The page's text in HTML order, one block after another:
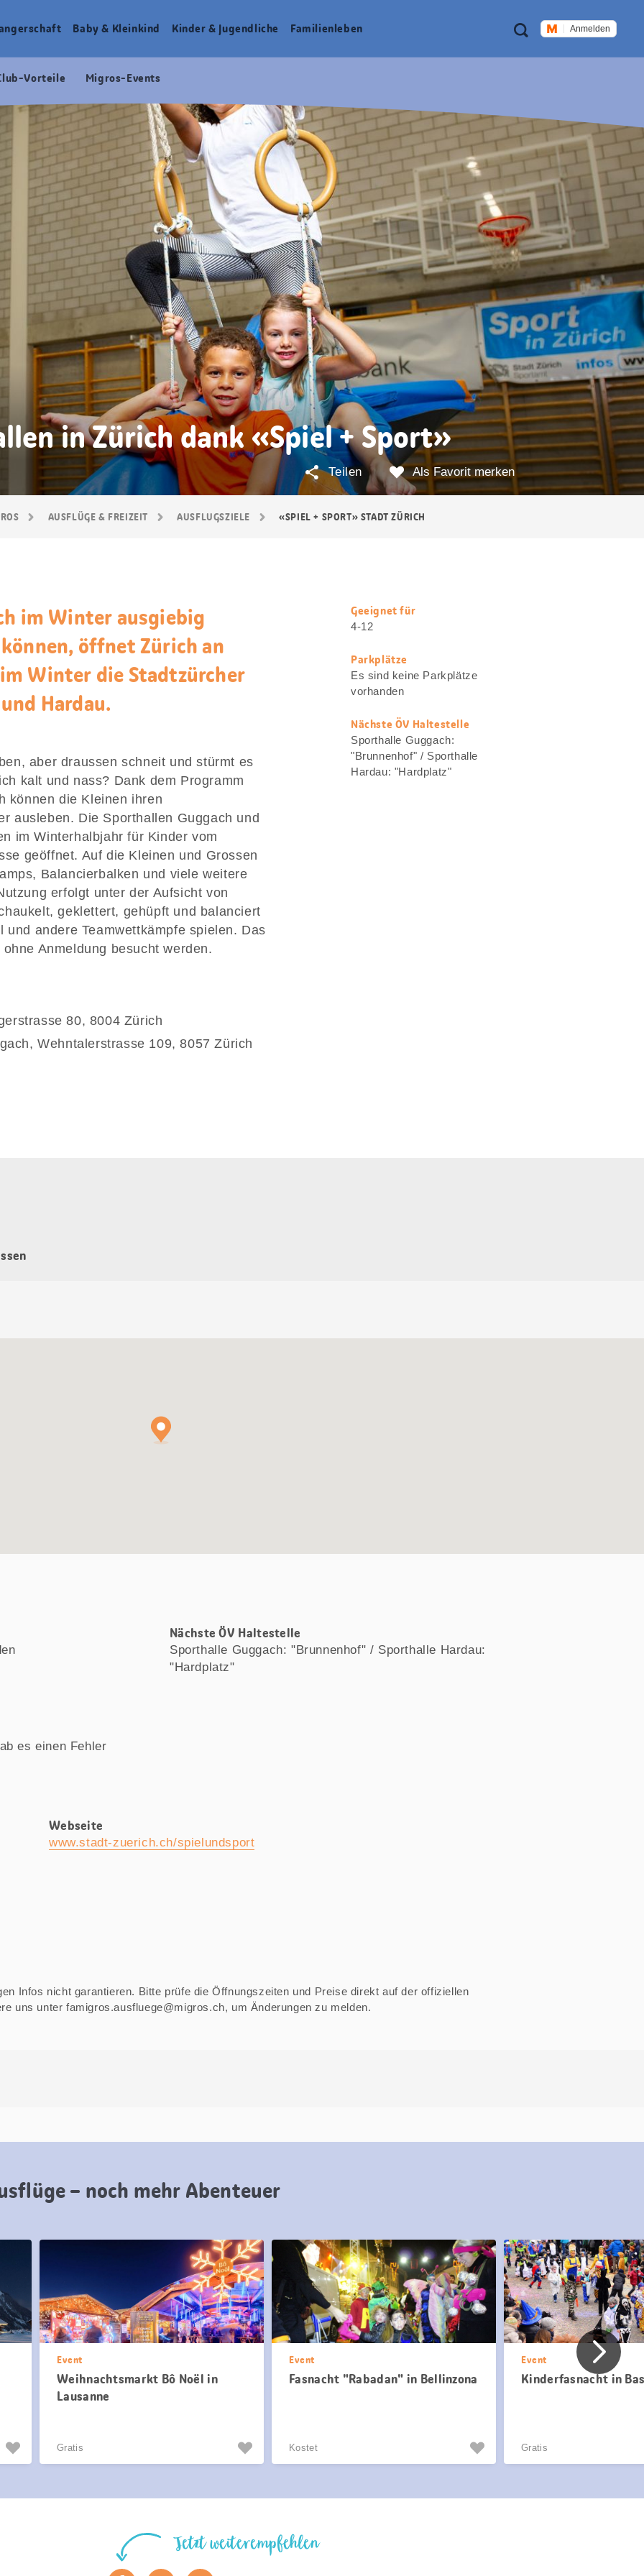
Meta
Navigation
Suche Anmelden
Baby & Kleinkind Kinder & Jugendliche Familien­leben
Vorteile Migros-Events
AUSFLÜGE & FREIZEIT AUSFLUGSZIELE «SPIEL + SPORT» STADT ZÜRICH
in Zürich dank «Spiel + Sport»
Als Favorit merken
Teilen
im Winter ausgiebig
öffnet Zürich an
Winter die Stadtzürcher
Hardau.
aber draussen schneit und stürmt es
kalt und nass? Dank dem Programm
können die Kleinen ihren
ausleben. Die Sporthallen Guggach und
im Winterhalbjahr für Kinder vom
geöffnet. Auf die Kleinen und Grossen
Balancierbalken und viele weitere
erfolgt unter der Aufsicht von
geklettert, gehüpft und balanciert
und andere Teamwettkämpfe spielen. Das
Anmeldung besucht werden.
80, 8004 Zürich
Wehntalerstrasse 109, 8057 Zürich
Nützliche
Informationen
Geeignet für
4-12
Parkplätze
Es sind keine Parkplätze
vorhanden
Nächste ÖV Haltestelle
Sporthalle Guggach:
"Brunnenhof" / Sporthalle
Hardau: "Hardplatz"
Nächste ÖV Haltestelle
Sporthalle Guggach: "Brunnenhof" / Sporthalle Hardau:
"Hardplatz"
es einen Fehler
Webseite
www.stadt-zuerich.ch/spielundsport
Infos nicht garantieren. Bitte prüfe die Öffnungszeiten und Preise direkt auf der offiziellen
uns unter famigros.ausfluege@migros.ch, um Änderungen zu melden.
– noch mehr Abenteuer
Event
Weihnachtsmarkt Bô Noël in
Lausanne
Gratis
Event
Fasnacht "Rabadan" in Bellinzona
Kostet
Event
Kinderfasnacht in
Gratis
Vorher
Jetzt weiterempfehlen